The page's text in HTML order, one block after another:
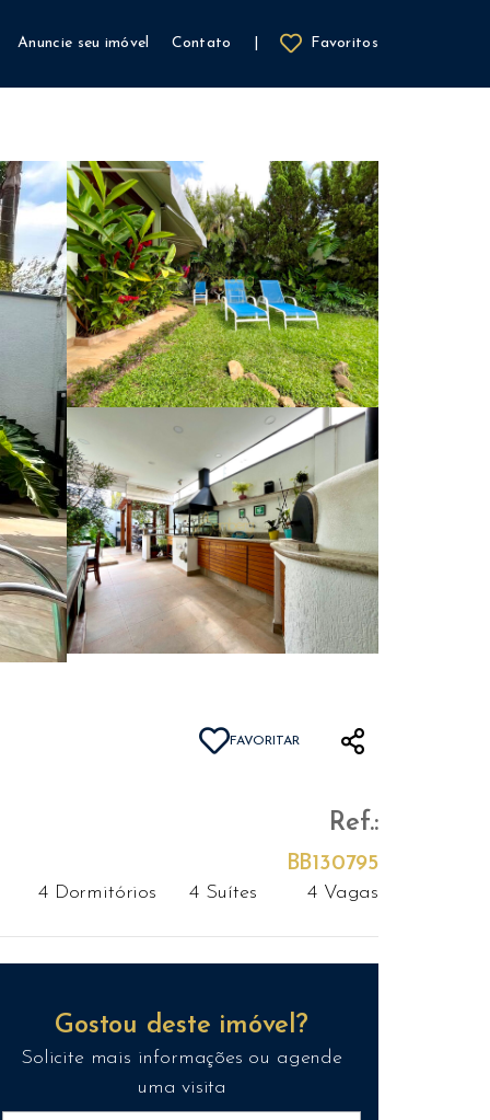
Anuncie seu imóvel Contato Favoritos
FAVORITAR
Ref.:
BB130795
4 Dormitórios 4 Suítes 4 Vagas
Gostou deste imóvel?
Solicite mais informações ou agende
uma visita